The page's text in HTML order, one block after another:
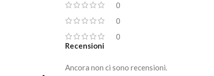
Disinfettabile e sterilizzabile.
maggior parte delle frese.
0
0
0
Recensioni
Ancora non ci sono recensioni.